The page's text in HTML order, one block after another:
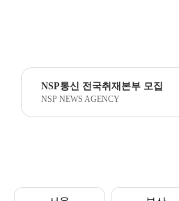
NSP통신 전국취재본부 모집
NSP NEWS AGENCY